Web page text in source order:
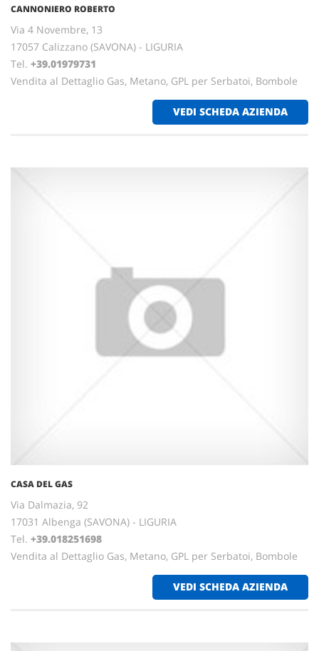
CANNONIERO ROBERTO
Via 4 Novembre, 13
17057 Calizzano (SAVONA) - LIGURIA
Tel. +39.01979731
Vendita al Dettaglio Gas, Metano, GPL per Serbatoi, Bombole
VEDI SCHEDA AZIENDA
CASA DEL GAS
Via Dalmazia, 92
17031 Albenga (SAVONA) - LIGURIA
Tel. +39.018251698
Vendita al Dettaglio Gas, Metano, GPL per Serbatoi, Bombole
VEDI SCHEDA AZIENDA